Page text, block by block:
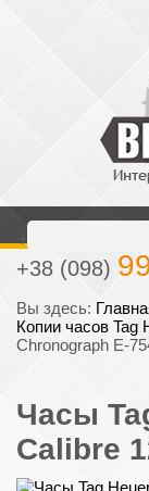
+38 (093)
+38 (098)
Вы здесь:
Копии часов Tag
Chronograph E-
Часы
Calibre